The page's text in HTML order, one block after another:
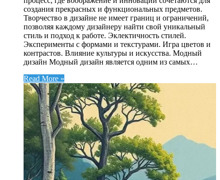
создания прекрасных и функциональных предметов.
Творчество в дизайне не имеет границ и ограничений,
позволяя каждому дизайнеру найти свой уникальный
стиль и подход к работе. Эклектичность стилей.
Эксперименты с формами и текстурами. Игра цветов и
контрастов. Влияние культуры и искусства. Модный
дизайн Модный дизайн является одним из самых…
Read More »